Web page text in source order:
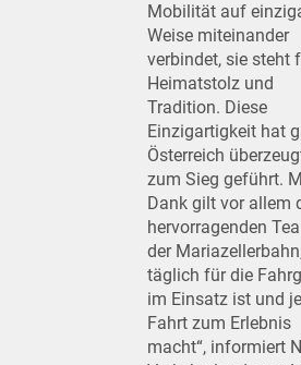
Mobilität auf
Weise miteinander
verbindet, sie steht
Heimatstolz und
Tradition. Diese
Einzigartigkeit hat
Österreich
zum Sieg geführt.
Dank gilt vor allem
hervorragenden
der
täglich für die
im Einsatz ist und
Fahrt zum Erlebnis
macht“, informiert